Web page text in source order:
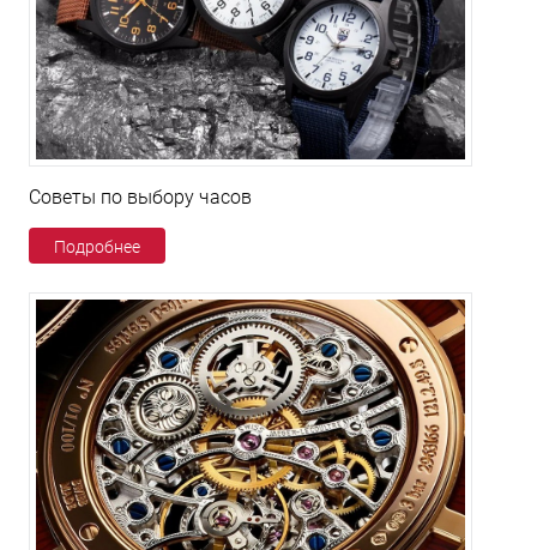
Советы по выбору часов
Подробнее